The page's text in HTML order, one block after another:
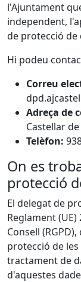
l'Ajuntament
independent,
de protecció de
Hi podeu
Correu
Adreça de
Castellar
Telèfon:
On es
protecció
El delegat de
Reglament
Consell
protecció de
tractament de
d'aquestes